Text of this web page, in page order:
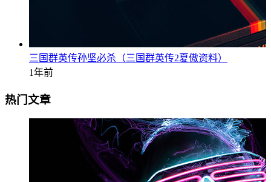
三国群英传孙坚必杀（三国群英传2夏傲资料）
1年前
热门文章